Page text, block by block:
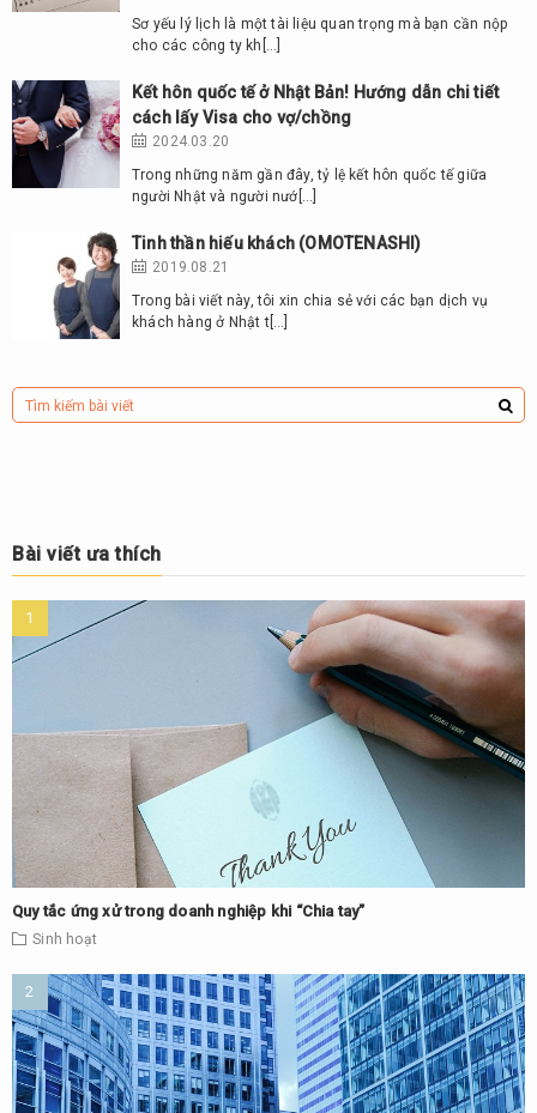
Sơ yếu lý lịch là một tài liệu quan trọng mà bạn cần nộp
cho các công ty kh[…]
Kết hôn quốc tế ở Nhật Bản! Hướng dẫn chi tiết
cách lấy Visa cho vợ/chồng
2024.03.20
Trong những năm gần đây, tỷ lệ kết hôn quốc tế giữa
người Nhật và người nướ[…]
Tinh thần hiếu khách (OMOTENASHI)
2019.08.21
Trong bài viết này, tôi xin chia sẻ với các bạn dịch vụ
khách hàng ở Nhật t[…]
Bài viết ưa thích
Quy tắc ứng xử trong doanh nghiệp khi “Chia tay”
Sinh hoạt